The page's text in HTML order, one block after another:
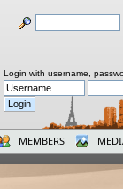
Login with username,
MEMBERS